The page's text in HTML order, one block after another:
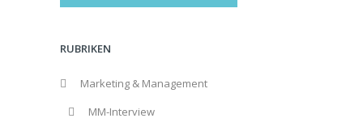
RUBRIKEN
Marketing & Management
MM-Interview